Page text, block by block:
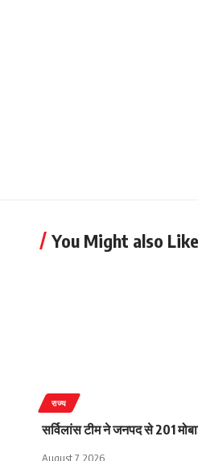
You Might also Like
राज्य
सर्विलांस टीम ने जनपद से 201
August 7, 2026